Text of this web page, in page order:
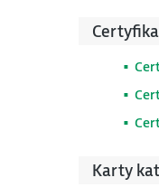
Karty